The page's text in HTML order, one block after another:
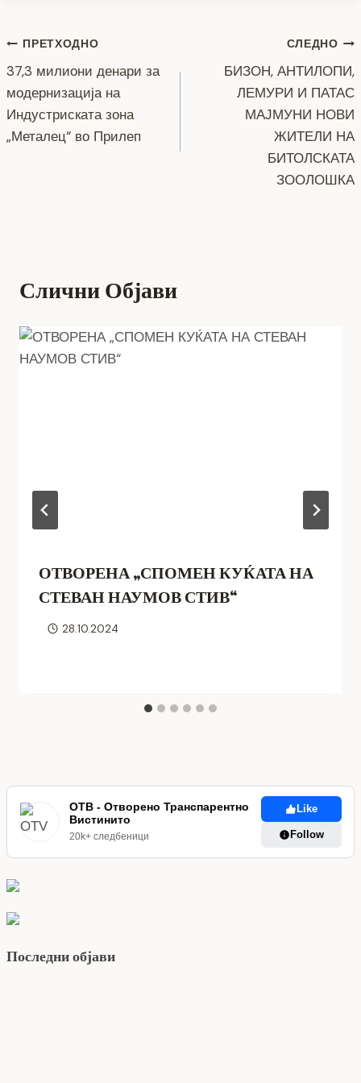
b
o
o
k
g m p
p
n
k
Навигација
на
напис
ПРЕТХОДНО
37,3 милиони денари за
модернизација на
Индустриската зона
„Металец“ во Прилеп
СЛЕДНО
БИЗОН, АНТИЛОПИ,
ЛЕМУРИ И ПАТАС
МАЈМУНИ НОВИ
ЖИТЕЛИ НА
БИТОЛСКАТА
ЗООЛОШКА
Слични Објави
ОТВОРЕНА „СПОМЕН КУЌАТА НА
СТЕВАН НАУМОВ СТИВ“
28.10.2024
ОТВ - Отворено Транспарентно
Вистинито
20k+ следбеници
Like
Follow
Последни објави